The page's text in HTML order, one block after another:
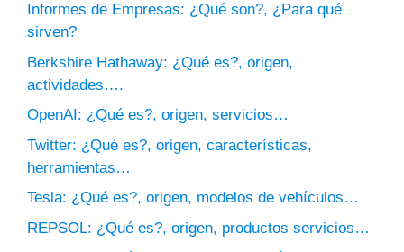
Informes de Empresas: ¿Qué son?, ¿Para qué
sirven?
Berkshire Hathaway: ¿Qué es?, origen,
actividades….
OpenAI: ¿Qué es?, origen, servicios…
Twitter: ¿Qué es?, origen, características,
herramientas…
Tesla: ¿Qué es?, origen, modelos de vehículos…
REPSOL: ¿Qué es?, origen, productos servicios…